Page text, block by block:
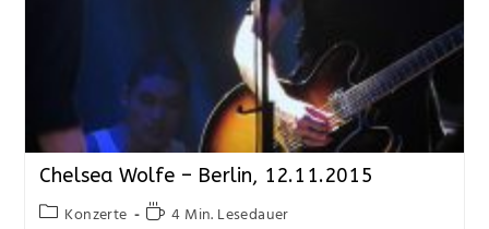
Chelsea Wolfe – Berlin, 12.11.2015
Konzerte 4 Min. Lesedauer